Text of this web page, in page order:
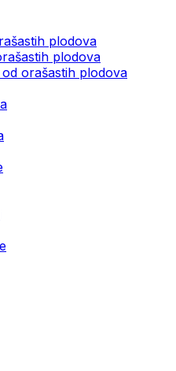
plodova
plodova
orašastih plodova